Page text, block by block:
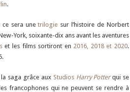
.
sera unetrilogie sur l’histoire de Norbert
York, soixante-dix ans avant les aventures
et les films sortiront en 2016, 2018 et 2020.
saga grâce aux Studios Harry Potterqui se
francophones qui ne peuvent se rendre à